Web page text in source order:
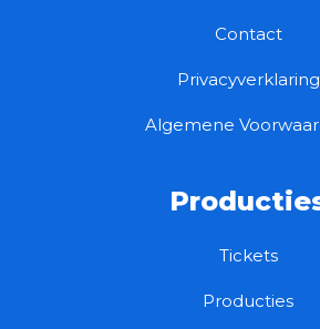
Contact
Privacyverklaring
Algemene
Tickets
Producties